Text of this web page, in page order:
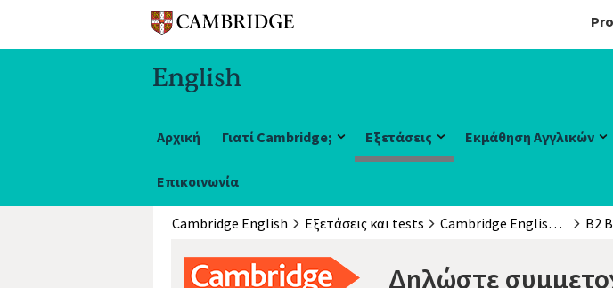
Αρχική Γιατί Cambridge; Εξετάσεις Εκμάθηση Αγγλικών
Επικοινωνία
Cambridge English Εξετάσεις και tests Cambridge English: Business Certificates (BEC) B2
Δηλώστε